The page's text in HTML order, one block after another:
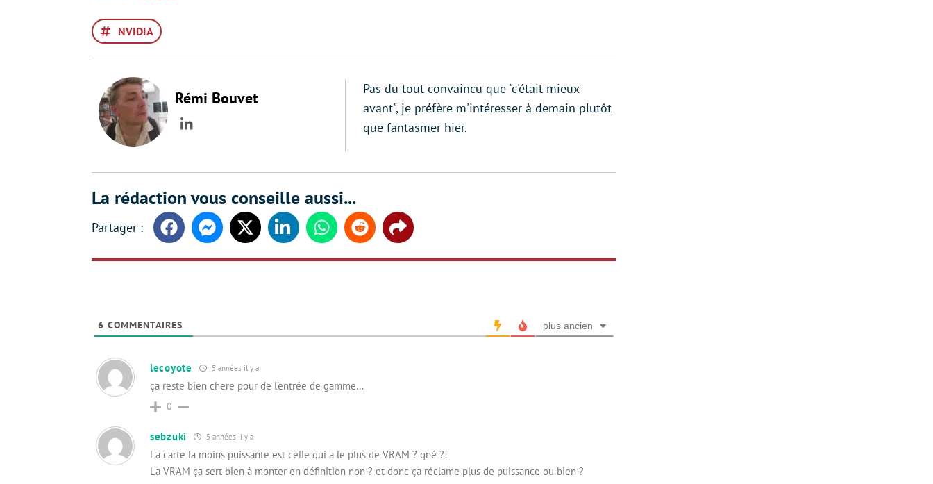
NVIDIA
Rémi Bouvet
LinkedIn
Pas du tout convaincu que "c'était mieux
avant", je préfère m'intéresser à demain plutôt
que fantasmer hier.
La rédaction vous conseille aussi...
FacebookMessengerTwitter LinkedinWhatsappReddit Share
6 COMMENTAIRES plus ancien
lecoyote 5 années il y a
ça reste bien chere pour de l’entrée de gamme…
0
sebzuki 5 années il y a
La carte la moins puissante est celle qui a le plus de VRAM ? gné ?!
La VRAM ça sert bien à monter en définition non ? et donc ça réclame plus de puissance ou bien ?